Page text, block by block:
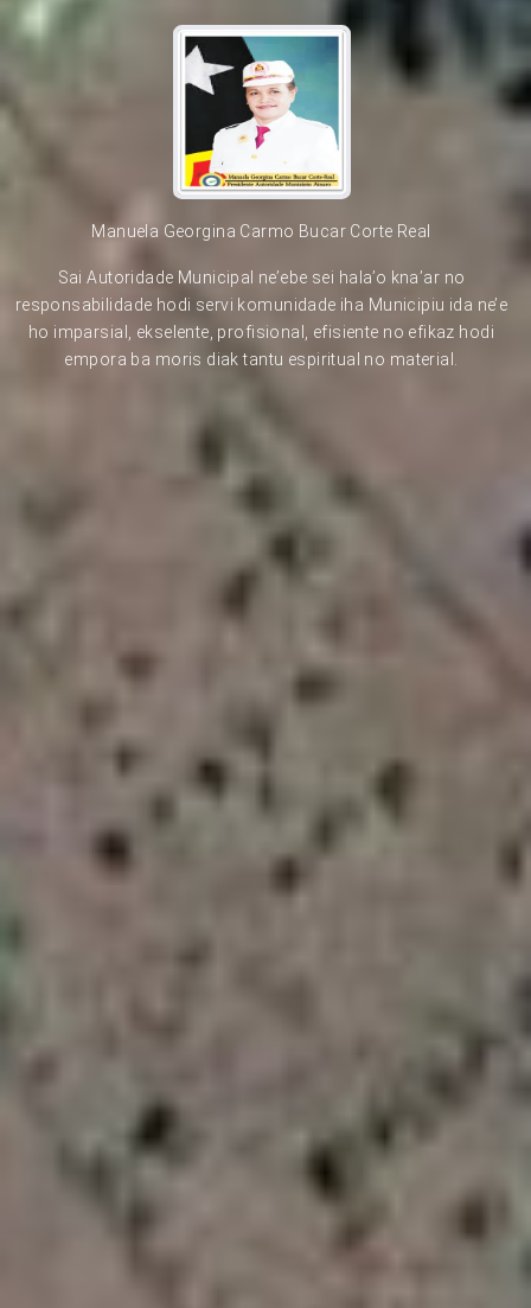
Manuela Georgina Carmo Bucar Corte Real
Sai Autoridade Municipal ne’ebe sei hala’o kna’ar no
responsabilidade hodi servi komunidade iha Municipiu ida ne’e
ho imparsial, ekselente, profisional, efisiente no efikaz hodi
empora ba moris diak tantu espiritual no material.